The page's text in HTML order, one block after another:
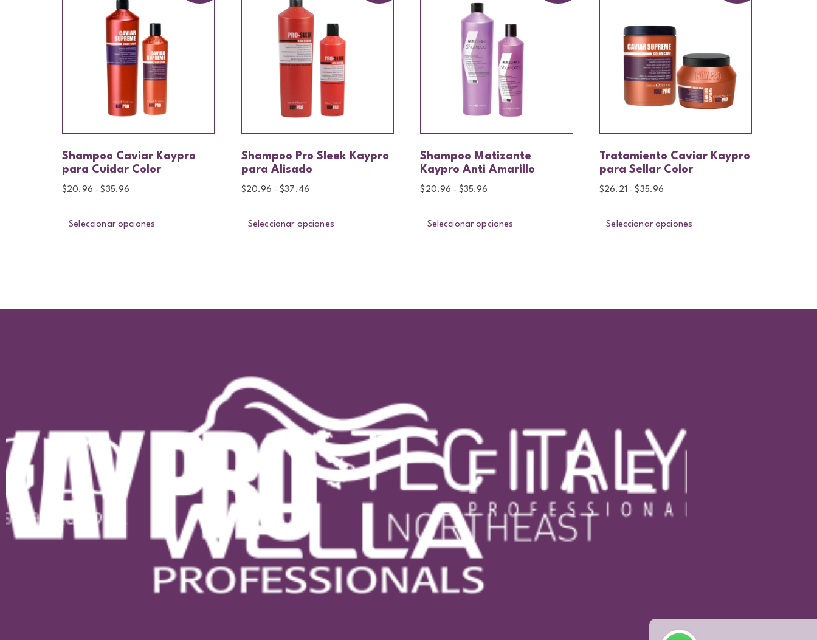
Shampoo Caviar Kaypro
para Cuidar Color
$20.96 - $35.96
Seleccionar opciones
Shampoo Pro Sleek Kaypro
para Alisado
$20.96 - $37.46
Seleccionar opciones
Shampoo Matizante
Kaypro Anti Amarillo
$ 20.96 - $35.96
Seleccionar opciones
Tratamiento Caviar Kaypro
para Sellar Color
$26.21 - $35.96
Seleccionar opciones